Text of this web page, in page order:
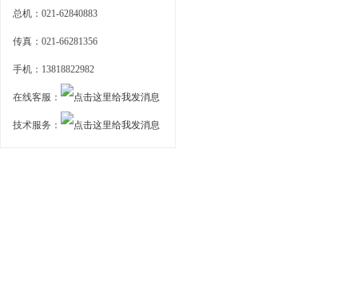
总机：021-62840883
传真：021-66281356
手机：13818822982
在线客服：
技术服务：